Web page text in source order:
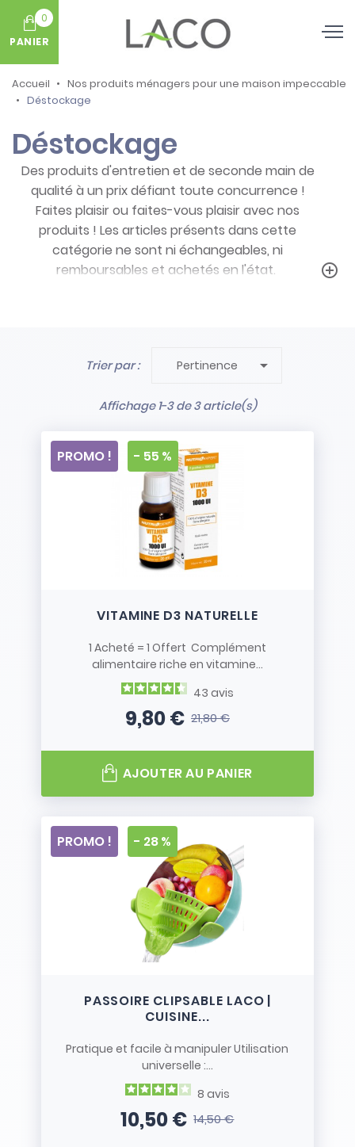
0
PANIER
Accueil
Nos produits ménagers pour une maison impeccable
Déstockage
Déstockage
Des produits d'entretien et de seconde main de
qualité à un prix défiant toute concurrence !
Faites plaisir ou faites-vous plaisir avec nos
produits ! Les articles présents dans cette
catégorie ne sont ni échangeables, ni
remboursables et achetés en l'état.
- Stock limité et non renouvelé
add_circle_outline
Trier par : Pertinence 
Affichage 1-3 de 3 article(s)
VITAMINE D3 NATURELLE
1 Acheté = 1 Offert Complément
alimentaire riche en vitamine...
43 avis
Prix
9,80 €Prix de base
21,80 €
PROMO ! - 55 %
AJOUTER AU PANIER
PASSOIRE CLIPSABLE LACO |
CUISINE...
Pratique et facile à manipuler Utilisation
universelle :...
8 avis
Prix
10,50 €Prix de base
14,50 €
PROMO ! - 28 %